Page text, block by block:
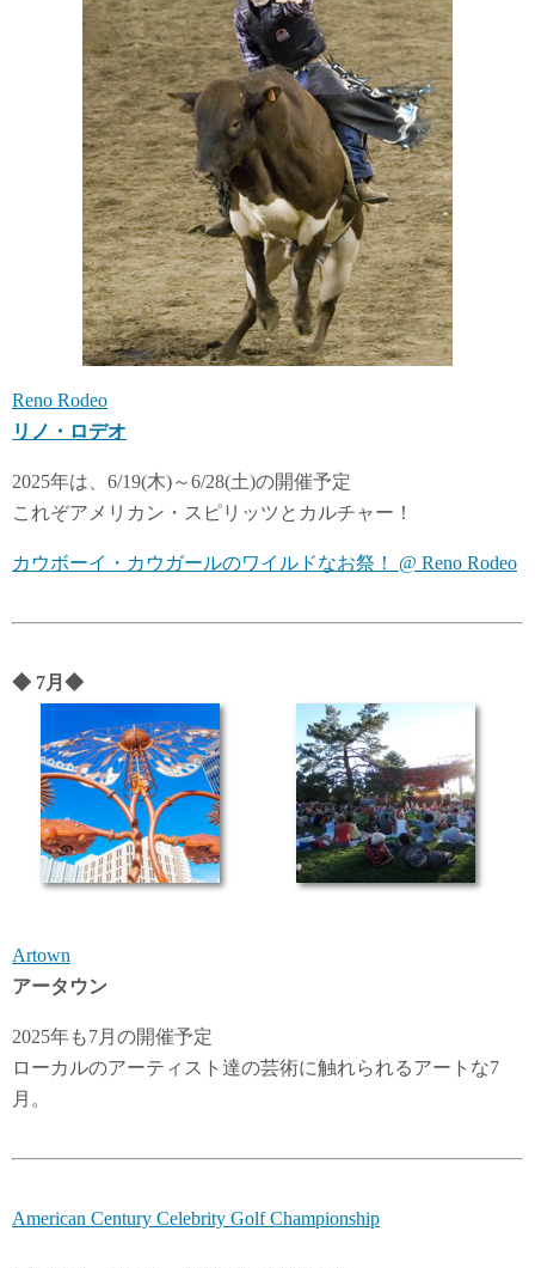
Reno Rodeo
リノ・ロデオ
2025年は、6/19(木)～6/28(土)の開催予定
これぞアメリカン・スピリッツとカルチャー！
カウボーイ・カウガールのワイルドなお祭！ @ Reno Rodeo
◆ 7月 ◆
Artown
アータウン
2025年も7月の開催予定
ローカルのアーティスト達の芸術に触れられるアートな7
月。
American Century Celebrity Golf Championship